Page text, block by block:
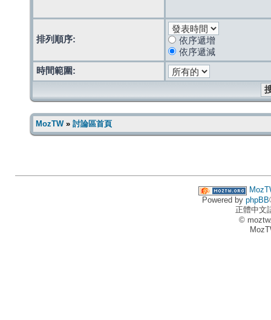
排列順序:
依序遞增
依序遞減
時間範圍:
MozTW» 討論區首頁
Powered by phpBB
正體中文
©